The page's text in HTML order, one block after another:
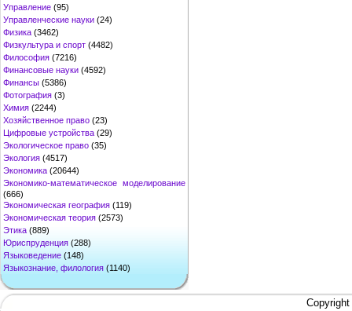
Управление (95)
Управленческие науки (24)
Физика (3462)
Физкультура и спорт (4482)
Философия (7216)
Финансовые науки (4592)
Финансы (5386)
Фотография (3)
Химия (2244)
Хозяйственное право (23)
Цифровые устройства (29)
Экологическое право (35)
Экология (4517)
Экономика (20644)
Экономико-математическое моделирование
(666)
Экономическая география (119)
Экономическая теория (2573)
Этика (889)
Юриспруденция (288)
Языковедение (148)
Языкознание, филология (1140)